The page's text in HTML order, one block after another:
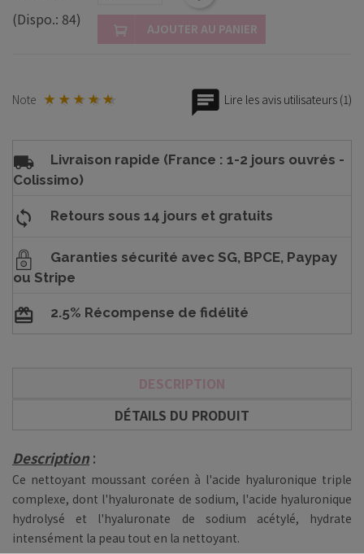
(Dispo.: 84)
AJOUTER AU PANIER
Note Lire les avis utilisateurs (1)
Livraison rapide (France : 1-2 jours ouvrés -
Colissimo)
Retours sous 14 jours et gratuits
Garanties sécurité avec SG, BPCE, Paypay
ou Stripe
2.5% Récompense de fidélité
DESCRIPTION
DÉTAILS DU PRODUIT
Description :
Ce nettoyant moussant coréen à l'acide hyaluronique triple
complexe, dont l'hyaluronate de sodium, l'acide hyaluronique
hydrolysé et l'hyaluronate de sodium acétylé, hydrate
intensément la peau tout en la nettoyant.